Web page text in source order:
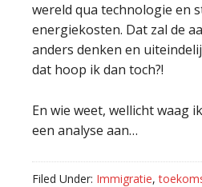
wereld qua technologie en
energiekosten. Dat zal de
anders denken en
dat hoop ik dan toch?!
En wie weet, wellicht waag
een analyse aan…
Filed Under: Immigratie,